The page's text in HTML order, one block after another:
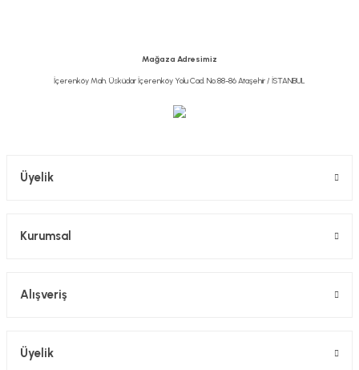
Mağaza Adresimiz
İçerenköy Mah. Üsküdar İçerenköy Yolu Cad. No:88-86 Ataşehir / İSTANBUL
Üyelik
Kurumsal
Alışveriş
Üyelik